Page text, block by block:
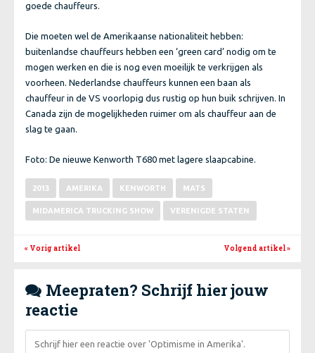
goede chauffeurs.
Die moeten wel de Amerikaanse nationaliteit hebben:
buitenlandse chauffeurs hebben een ‘green card’ nodig om te
mogen werken en die is nog even moeilijk te verkrijgen als
voorheen. Nederlandse chauffeurs kunnen een baan als
chauffeur in de VS voorlopig dus rustig op hun buik schrijven. In
Canada zijn de mogelijkheden ruimer om als chauffeur aan de
slag te gaan.
Foto: De nieuwe Kenworth T680 met lagere slaapcabine.
2013 AMERIKA KENWORTH MATS
MIDAMERICA TRUCKING SHOW VERENIGDE STATEN
« Vorig artikel Volgend artikel»
 Meepraten? Schrijf hier jouw
reactie